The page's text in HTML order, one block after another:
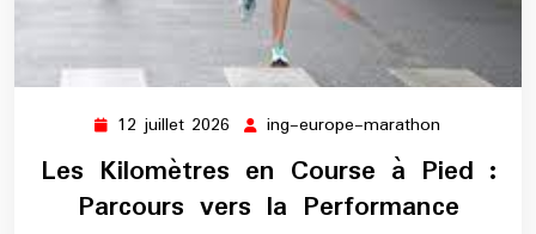
12 juillet 2026 12
2026
ing-europe-marathon
europe-
marathon
Les Kilomètres en Course à Pied :
Parcours vers la Performance